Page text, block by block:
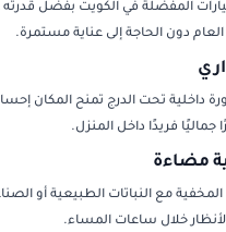
المفضلة في الكويت بفضل
دون الحاجة إلى عناية مستمرة.
داخلية تحت الدرج تمنح المكان
فريدًا داخل المنزل.
مضاءة
مع النباتات الطبيعية أو
خلال ساعات المساء.